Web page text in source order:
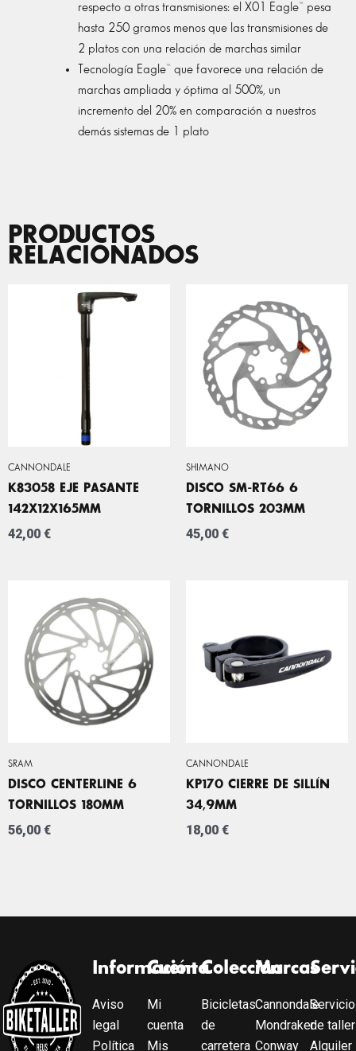
respecto a otras transmisiones: el X01 Eagle™ pesa
hasta 250 gramos menos que las transmisiones de
2 platos con una relación de marchas similar
Tecnología Eagle™ que favorece una relación de
marchas ampliada y óptima al 500%, un
incremento del 20% en comparación a nuestros
demás sistemas de 1 plato
PRODUCTOS
RELACIONADOS
CANNONDALE
K83058 EJE PASANTE
142X12X165MM
42,00 €
SHIMANO
DISCO SM-RT66 6
TORNILLOS 203MM
45,00 €
SRAM
DISCO CENTERLINE 6
TORNILLOS 180MM
56,00 €
CANNONDALE
KP170 CIERRE DE SILLÍN
34,9MM
18,00 €
Información
Aviso
legal
Política
Cuenta
Mi
cuenta
Mis
Colección
Bicicletas
de
carretera
Marcas
Cannondale
Mondraker
Conway
Servicio
de taller
Alquiler